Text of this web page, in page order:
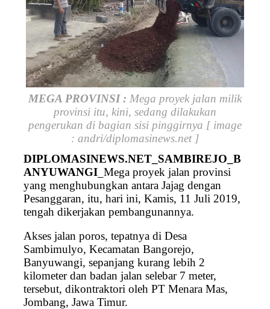
MEGA PROVINSI : Mega proyek jalan milik
provinsi itu, kini, sedang dilakukan
pengerukan di bagian sisi pinggirnya [ image
: andri/diplomasinews.net ]
DIPLOMASINEWS.NET_SAMBIREJO_B
ANYUWANGI _Mega proyek jalan provinsi
yang menghubungkan antara Jajag dengan
Pesanggaran, itu, hari ini, Kamis, 11 Juli 2019,
tengah dikerjakan pembangunannya.
Akses jalan poros, tepatnya di Desa
Sambimulyo, Kecamatan Bangorejo,
Banyuwangi, sepanjang kurang lebih 2
kilometer dan badan jalan selebar 7 meter,
tersebut, dikontraktori oleh PT Menara Mas,
Jombang, Jawa Timur.